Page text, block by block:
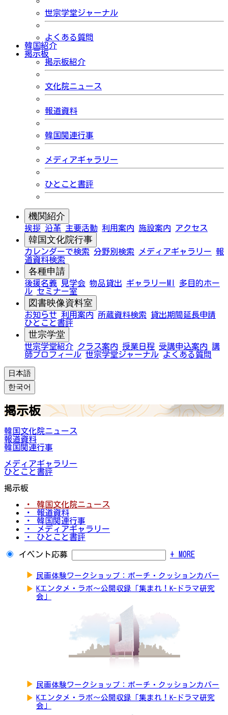
世宗学堂ジャーナル
よくある質問
韓国紹介
掲示板
掲示板紹介
文化院ニュース
報道資料
韓国関連行事
メディアギャラリー
ひとこと書評
機関紹介
挨拶 沿革 主要活動 利用案内 施設案内 アクセス
韓国文化院行事
カレンダーで検索 分野別検索 メディアギャラリー 報
道資料検索
各種申請
後援名義 見学会 物品貸出 ギャラリーMI
多目的ホー
ル セミナー室
図書映像資料室
お知らせ 利用案内 所蔵資料検索
貸出期間延長申請
ひとこと書評
世宗学堂
世宗学堂紹介 クラス案内 授業日程 受講申込案内 講
師プロフィール 世宗学堂ジャーナル よくある質問
日本語
한국어
掲示板
韓国文化院ニュース
報道資料
韓国関連行事
メディアギャラリー
ひとこと書評
掲示板
・ 韓国文化院ニュース
・ 報道資料
・ 韓国関連行事
・ メディアギャラリー
・ ひとこと書評
イベント応募 + MORE
▶ 民画体験ワークショップ：ポーチ・クッションカバー
▶ Kエンタメ・ラボ～公開収録「集まれ！K-ドラマ研究
会」
▶ 民画体験ワークショップ：ポーチ・クッションカバー
▶ Kエンタメ・ラボ～公開収録「集まれ！K-ドラマ研究
会」